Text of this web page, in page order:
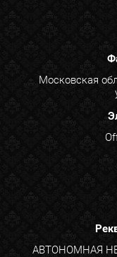
Московская
АВТОНОМНАЯ